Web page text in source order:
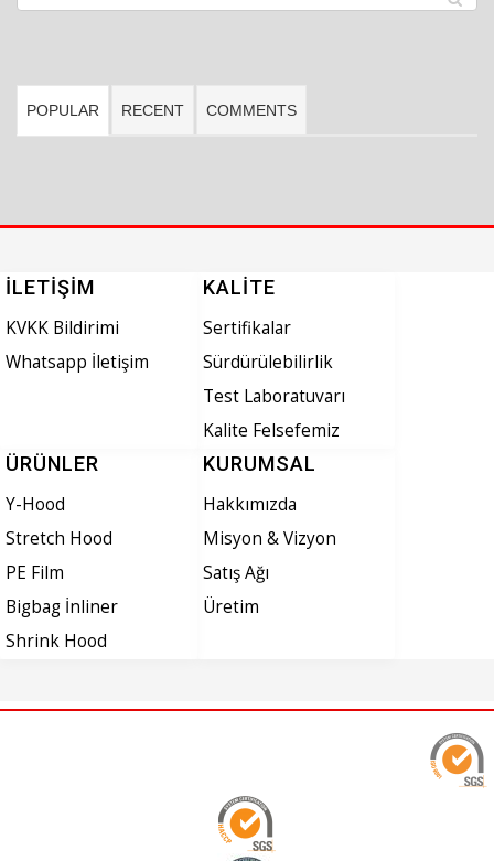
POPULAR RECENT COMMENTS
KURUMSAL
Hakkımızda
Misyon & Vizyon
Satış Ağı
Üretim
ÜRÜNLER
Y-Hood
Stretch Hood
PE Film
Bigbag İnliner
Shrink Hood
KALITE
Sertifikalar
Sürdürülebilirlik
Test Laboratuvarı
Kalite Felsefemiz
İLETIŞIM
KVKK Bildirimi
Whatsapp İletişim